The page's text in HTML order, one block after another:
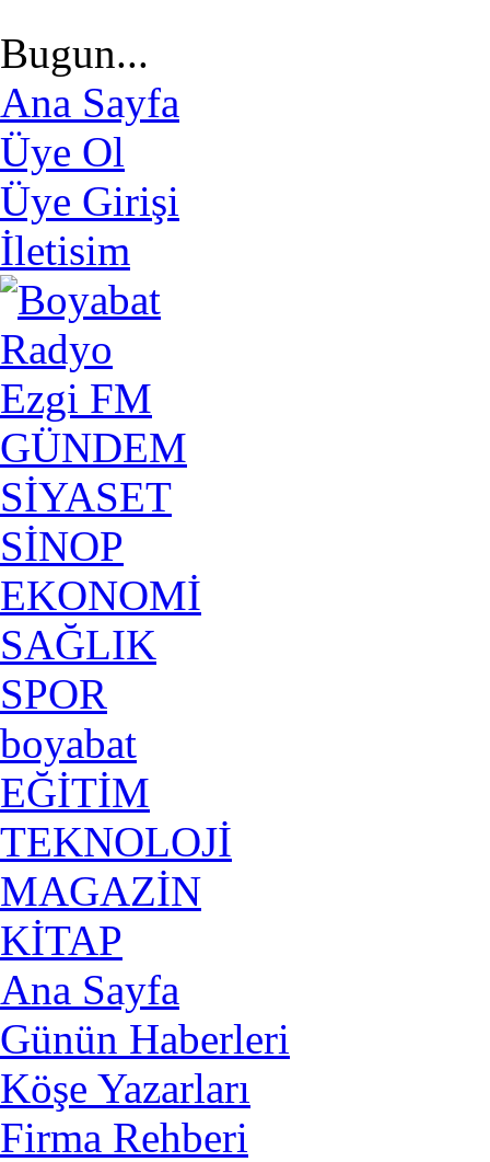
Bugun...
Ana Sayfa
Üye Ol
Üye Girişi
İletisim
GÜNDEM
SİYASET
SİNOP
EKONOMİ
SAĞLIK
SPOR
boyabat
EĞİTİM
TEKNOLOJİ
MAGAZİN
KİTAP
Ana Sayfa
Günün Haberleri
Köşe Yazarları
Firma Rehberi